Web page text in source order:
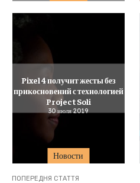
Новости
Pixel 4 получит жесты без
прикосновений с технологией
Project Soli
30 июля 2019
ПОПЕРЕДНЯ СТАТТЯ